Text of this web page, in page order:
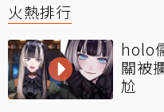
火熱排行
holo
關被
尬